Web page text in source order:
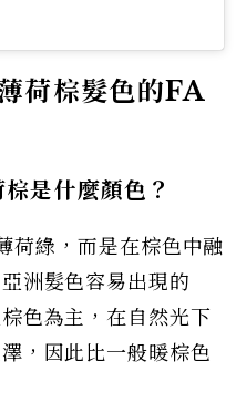
棕髮色的FA
是什麼顏色？
綠，而是在棕色中融
洲髮色容易出現的
色為主，在自然光下
，因此比一般暖棕色